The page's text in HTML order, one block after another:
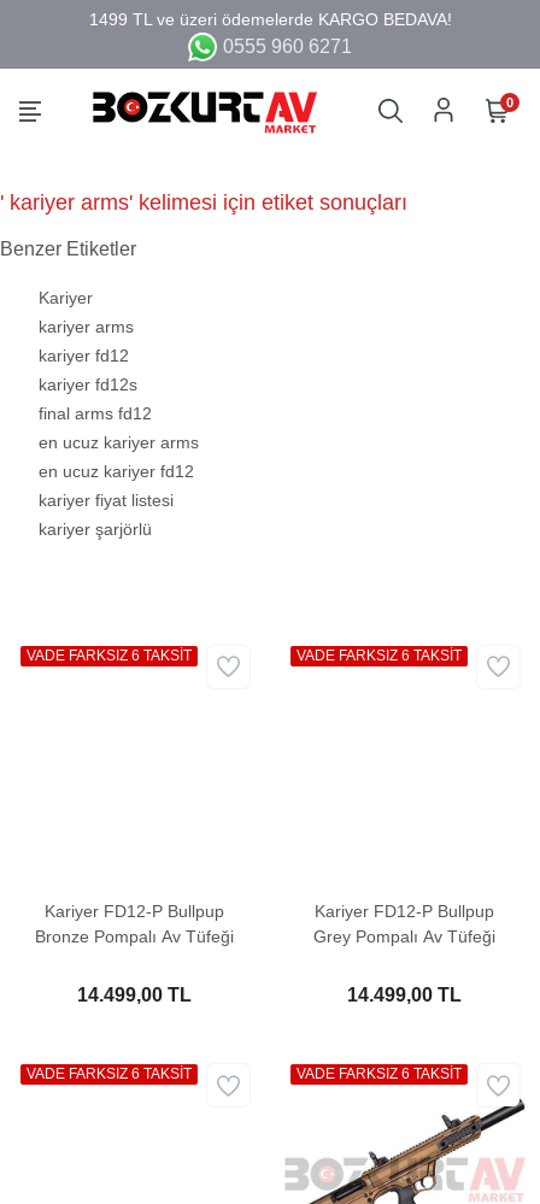
0555 960 6271
0
' kariyer arms' kelimesi için etiket sonuçları
Benzer Etiketler
Kariyer
kariyer arms
kariyer fd12
kariyer fd12s
final arms fd12
en ucuz kariyer arms
en ucuz kariyer fd12
kariyer fiyat listesi
kariyer şarjörlü
Kariyer FD12-P Bullpup
Bronze Pompalı Av Tüfeği
14.499,00 TL
VADE FARKSIZ 6 TAKSİT
Kariyer FD12-P Bullpup
Grey Pompalı Av Tüfeği
14.499,00 TL
VADE FARKSIZ 6 TAKSİT
VADE FARKSIZ 6 TAKSİT VADE FARKSIZ 6 TAKSİT